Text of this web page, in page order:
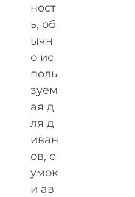
ност
ь, об
ычн
о ис
поль
зуем
ая д
ля д
иван
ов, с
умок
и ав